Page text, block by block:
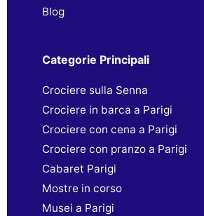
Blog
Categorie Principali
Crociere sulla Senna
Crociere in barca a Parigi
Crociere con cena a Parigi
Crociere con pranzo a Parigi
Cabaret Parigi
Mostre in corso
Musei a Parigi